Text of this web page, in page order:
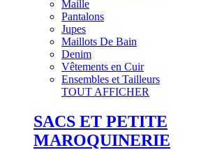
Maille
Pantalons
Jupes
Maillots De Bain
Denim
Vêtements en Cuir
Ensembles et Tailleurs
TOUT AFFICHER
SACS ET PETITE
MAROQUINERIE